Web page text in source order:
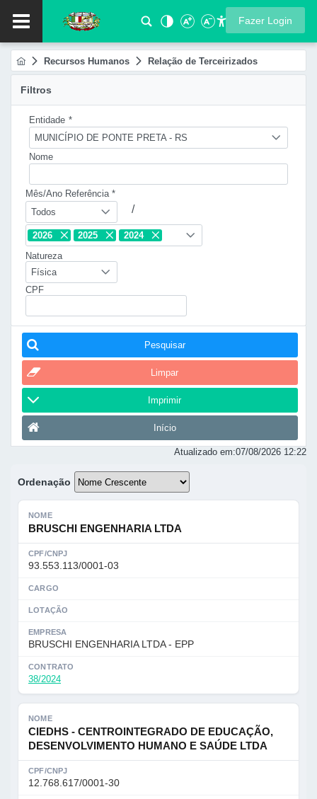
Fazer Login
Recursos Humanos Relação de Terceirizados
Filtros
Entidade *
MUNICÍPIO DE PONTE PRETA - RS
Nome
Mês/Ano Referência *
Todos
/
2026 2025
2024
Natureza
Física
CPF
Pesquisar
Limpar
Imprimir
Início
Atualizado em:07/08/2026 12:22
Ordenação
NOME
BRUSCHI ENGENHARIA LTDA
CPF/CNPJ
93.553.113/0001-03
CARGO
LOTAÇÃO
EMPRESA
BRUSCHI ENGENHARIA LTDA - EPP
CONTRATO
38/2024
NOME
CIEDHS - CENTROINTEGRADO DE EDUCAÇÃO,
DESENVOLVIMENTO HUMANO E SAÚDE LTDA
CPF/CNPJ
12.768.617/0001-30